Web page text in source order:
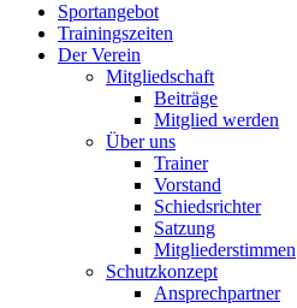
Sportangebot
Trainingszeiten
Der Verein
Mitgliedschaft
Beiträge
Mitglied werden
Über uns
Trainer
Vorstand
Schiedsrichter
Satzung
Mitgliederstimmen
Schutzkonzept
Ansprechpartner